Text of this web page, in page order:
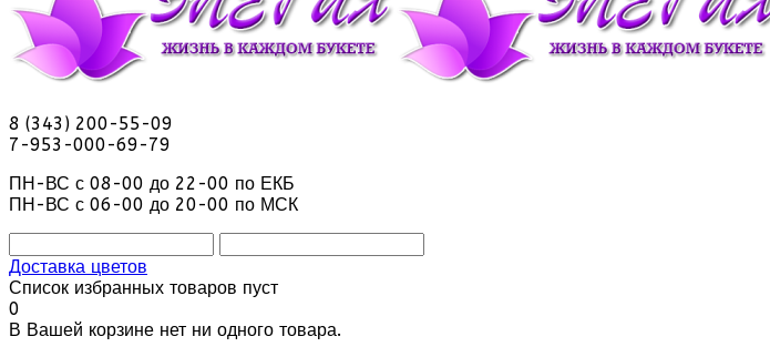
8 (343) 200-55-09
7-953-000-69-79
ПН-ВС с 08-00 до 22-00 по ЕКБ
ПН-ВС с 06-00 до 20-00 по МСК
Доставка цветов
Список избранных товаров пуст
0
В Вашей корзине нет ни одного товара.